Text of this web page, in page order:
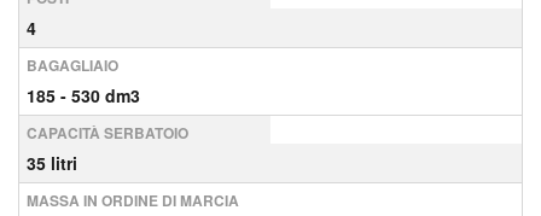
4
BAGAGLIAIO
185 - 530 dm3
CAPACITÀ SERBATOIO
35 litri
MASSA IN ORDINE DI MARCIA